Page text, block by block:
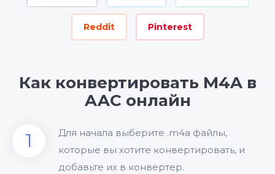
Reddit Pinterest
Как конвертировать M4A в
AAC онлайн
1
Для начала выберите .m4a файлы,
которые вы хотите конвертировать, и
добавьте их в конвертер.